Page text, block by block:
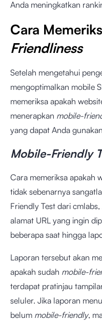
Anda meningkatkan
Cara
Friendliness
Setelah mengetahui
mengoptimalkan mobile
memeriksa apakah
menerapkan mobile-
yang dapat Anda
Mobile-Friendly
Cara memeriksa apakah
tidak sebenarnya
Friendly Test dari
alamat URL yang ingin
beberapa saat hingga
Laporan tersebut akan
apakah sudah mobile-
terdapat pratinjau
seluler. Jika laporan
belum mobile-friendly,